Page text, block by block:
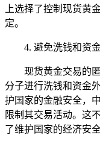
上选择了控制现货黄
定。
4. 避免洗钱和资
现货黄金交易的
分子进行洗钱和资金
护国家的金融安全，
限制其交易活动。这
了维护国家的经济安